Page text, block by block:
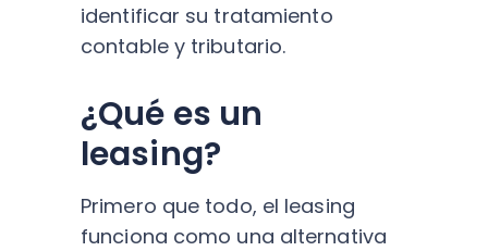
identificar su tratamiento
contable y tributario.
¿Qué es un
leasing?
Primero que todo, el leasing
funciona como una alternativa